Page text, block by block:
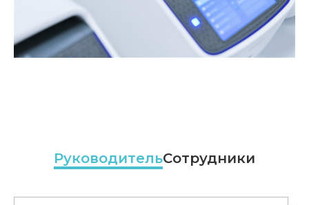
РуководительСотрудники